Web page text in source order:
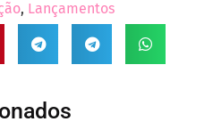
, Lançamentos